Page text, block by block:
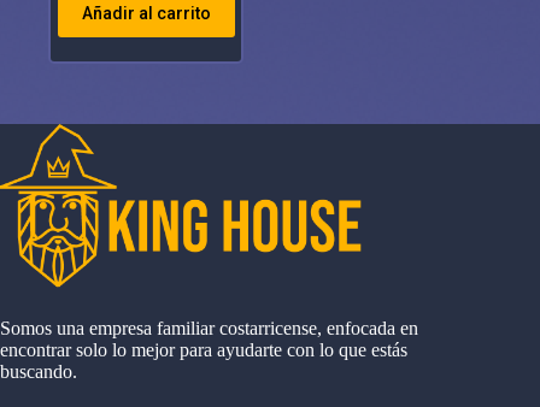
Añadir al carrito
Somos una empresa familiar costarricense, enfocada en
encontrar solo lo mejor para ayudarte con lo que estás
buscando.